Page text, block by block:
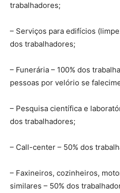
trabalhadores;
– Serviços para edifícios
dos trabalhadores;
– Funerária – 100% dos
pessoas por velório se
– Pesquisa científica e
dos trabalhadores;
– Call-center – 50% dos
– Faxineiros, cozinheiros,
similares – 50% dos